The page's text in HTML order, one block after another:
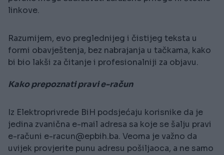
linkove.
Razumijem, evo preglednijeg i čistijeg teksta u
formi obavještenja, bez nabrajanja u tačkama, kako
bi bio lakši za čitanje i profesionalniji za objavu.
Kako prepoznati pravi e-račun
Iz Elektroprivrede BiH podsjećaju korisnike da je
jedina zvanična e-mail adresa sa koje se šalju pravi
e-računi e-racun@epbih.ba. Veoma je važno da
uvijek provjerite punu adresu pošiljaoca, a ne samo